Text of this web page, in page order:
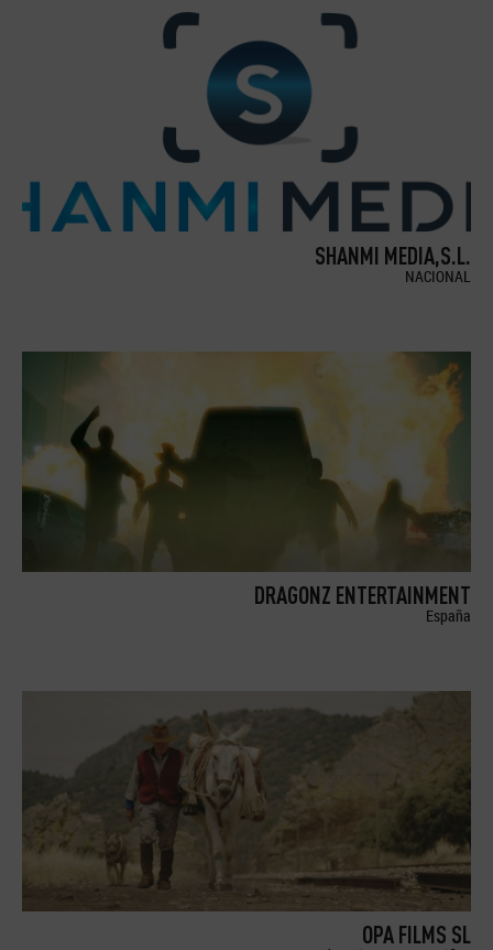
SHANMI MEDIA,S.L.
NACIONAL
DRAGONZ ENTERTAINMENT
España
OPA FILMS SL